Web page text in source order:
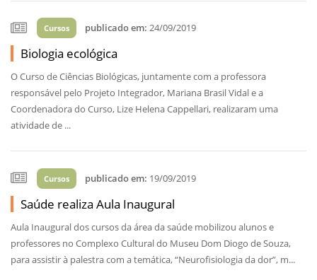
Cursos publicado em: 24/09/2019
Biologia ecológica
O Curso de Ciências Biológicas, juntamente com a professora
responsável pelo Projeto Integrador, Mariana Brasil Vidal e a
Coordenadora do Curso, Lize Helena Cappellari, realizaram uma
atividade de ...
Cursos publicado em: 19/09/2019
Saúde realiza Aula Inaugural
Aula Inaugural dos cursos da área da saúde mobilizou alunos e
professores no Complexo Cultural do Museu Dom Diogo de Souza,
para assistir à palestra com a temática, “Neurofisiologia da dor”, m...